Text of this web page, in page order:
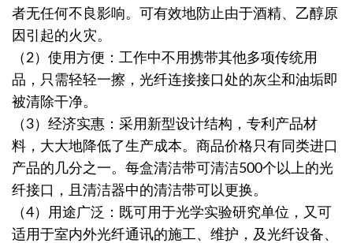
者无任何不良影响。可有效地防止由于酒精、乙醇原
因引起的火灾。
（2）使用方便：工作中不用携带其他多项传统用
品，只需轻轻一擦，光纤连接接口处的灰尘和油垢即
被清除干净。
（3）经济实惠：采用新型设计结构，专利产品材
料，大大地降低了生产成本。商品价格只有同类进口
产品的几分之一。每盒清洁带可清洁500个以上的光
纤接口，且清洁器中的清洁带可以更换。
（4）用途广泛：既可用于光学实验研究单位，又可
适用于室内外光纤通讯的施工、维护，及光纤设备、